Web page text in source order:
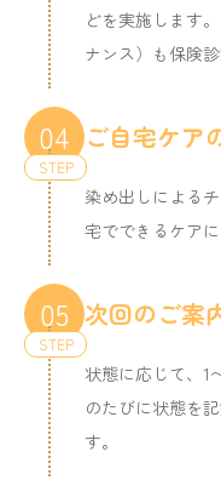
どを実施します
ナンス）も保険
04 ご自宅ケア
染め出しによる
宅でできるケア
05 次回のご案
状態に応じて、1
のたびに状態を
す。